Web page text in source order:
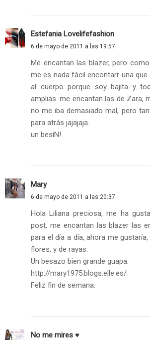
Estefania Lovelifefashion
6 de mayo de 2011 a las 19:57
Me encantan las blazer, pero
me es nada fácil encontarr una que
al cuerpo porque soy bajita y
amplias. me encantan las de Zara,
no me iba demasiado mal, pero
para atrás jajajaja.
un besíN!
Mary
6 de mayo de 2011 a las 20:37
Hola Liliana preciosa, me ha
post, me encantan las blazer las
para el día a día, ahora me
flores, y de rayas.
Un besazo bien grande guapa.
http://mary1975.blogs.elle.es/
Feliz fin de semana.
No me mires ♥